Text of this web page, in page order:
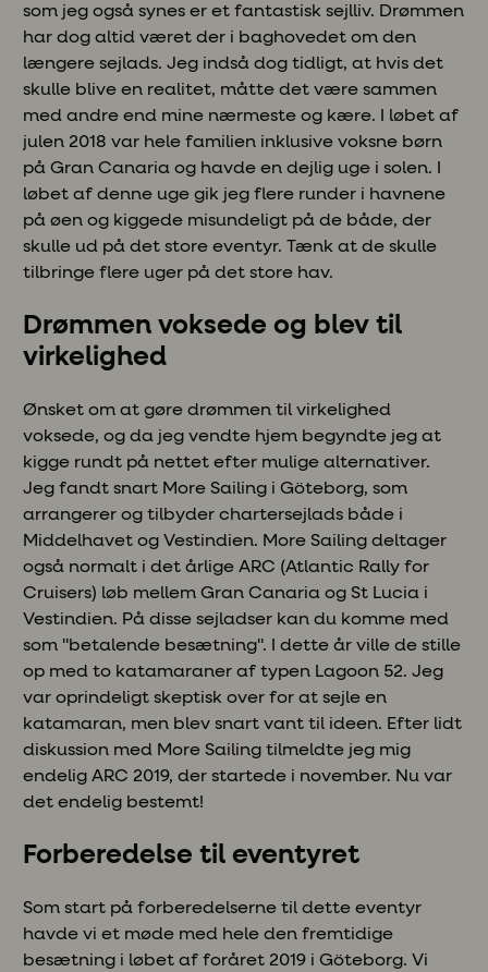
som jeg også synes er et fantastisk sejlliv. Drømmen
har dog altid været der i baghovedet om den
længere sejlads. Jeg indså dog tidligt, at hvis det
skulle blive en realitet, måtte det være sammen
med andre end mine nærmeste og kære. I løbet af
julen 2018 var hele familien inklusive voksne børn
på Gran Canaria og havde en dejlig uge i solen. I
løbet af denne uge gik jeg flere runder i havnene
på øen og kiggede misundeligt på de både, der
skulle ud på det store eventyr. Tænk at de skulle
tilbringe flere uger på det store hav.
Drømmen voksede og blev til
virkelighed
Ønsket om at gøre drømmen til virkelighed
voksede, og da jeg vendte hjem begyndte jeg at
kigge rundt på nettet efter mulige alternativer.
Jeg fandt snart More Sailing i Göteborg, som
arrangerer og tilbyder chartersejlads både i
Middelhavet og Vestindien. More Sailing deltager
også normalt i det årlige ARC (Atlantic Rally for
Cruisers) løb mellem Gran Canaria og St Lucia i
Vestindien. På disse sejladser kan du komme med
som "betalende besætning". I dette år ville de stille
op med to katamaraner af typen Lagoon 52. Jeg
var oprindeligt skeptisk over for at sejle en
katamaran, men blev snart vant til ideen. Efter lidt
diskussion med More Sailing tilmeldte jeg mig
endelig ARC 2019, der startede i november. Nu var
det endelig bestemt!
Forberedelse til eventyret
Som start på forberedelserne til dette eventyr
havde vi et møde med hele den fremtidige
besætning i løbet af foråret 2019 i Göteborg. Vi